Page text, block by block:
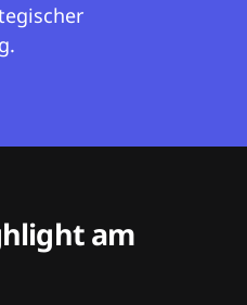
am